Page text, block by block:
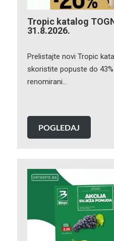
Tropic katalog
31.8.2026.
Prelistajte novi Tropic
skoristite popuste do
renomirani…
POGLEDAJ